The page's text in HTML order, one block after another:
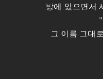
방에 있으면서
그 이름 그대